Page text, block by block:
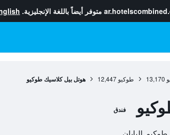
متوفر أيضاً باللغة الإنجليزية.
13,170 طوكيو 12,447 هوتل بيل كلاسيك طوكيو
فندق